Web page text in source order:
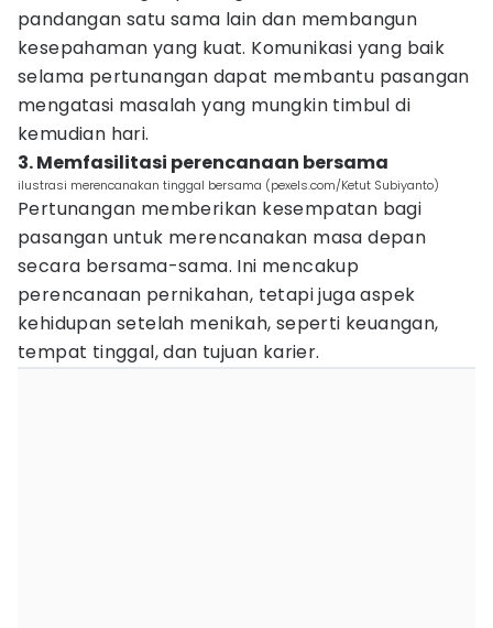
pandangan satu sama lain dan membangun
kesepahaman yang kuat. Komunikasi yang baik
selama pertunangan dapat membantu pasangan
mengatasi masalah yang mungkin timbul di
kemudian hari.
3. Memfasilitasi perencanaan bersama
ilustrasi merencanakan tinggal bersama (pexels.com/Ketut Subiyanto)
Pertunangan memberikan kesempatan bagi
pasangan untuk merencanakan masa depan
secara bersama-sama. Ini mencakup
perencanaan pernikahan, tetapi juga aspek
kehidupan setelah menikah, seperti keuangan,
tempat tinggal, dan tujuan karier.